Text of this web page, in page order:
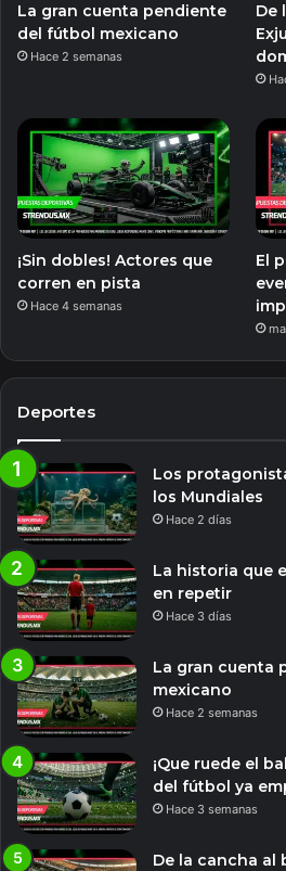
La gran cuenta pendiente
del fútbol mexicano
Hace 2 semanas
De
¡Sin dobles! Actores que
corren en pista
Hace 4 semanas
El
Deportes
Los
los Mundiales
Hace 2 días
La historia que
en repetir
Hace 3 días
La gran cuenta
mexicano
Hace 2 semanas
¡Que ruede el
del fútbol ya
Hace 3 semanas
De la cancha al